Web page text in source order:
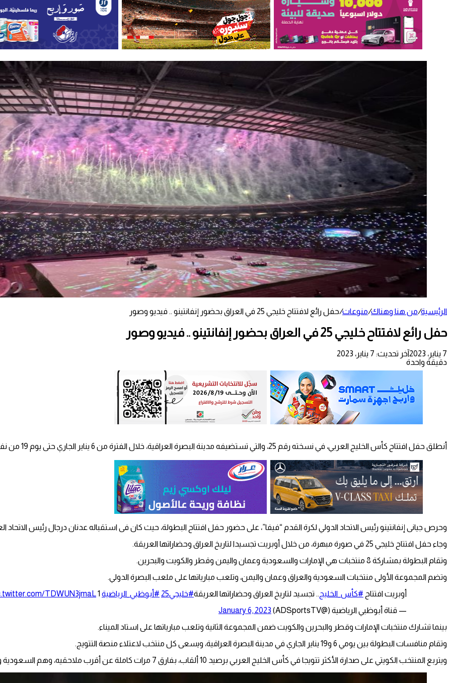
الرئيسية/من هنا وهناك/منوعات/حفل رائع لافتتاح خليجي 25 في العراق بحضور إنفانتينو .. فيديو وصور
حفل رائع لافتتاح خليجي 25 في العراق بحضور إنفانتينو .. فيديو وصور
7 يناير، 2023
آخر تحديث: 7 يناير، 2023
دقيقة واحدة
أنطلق حفل افتتاح كأس الخليج العربي، في نسخته رقم 25، والتي تستضيفه مدينة البصرة العراقية، خلال الفترة من 6 يناير الجاري حتى يوم 19 من نفس الشهر.
وحرص جيانى إنفانتينو رئيس الاتحاد الدولي لكرة القدم “فيفا”، على حضور حفل افتتاح البطولة، حيث كان فى استقباله عدنان درجال رئيس الاتحاد
وجاء حفل افتتاح خليجي 25 في صورة مبهرة، من خلال أوبريت تجسيدا لتاريخ العراق وحضاراتها العريقة.
وتقام البطولة بمشاركة 8 منتخبات هي الإمارات والسعودية وعمان واليمن وقطر والكويت والبحرين.
وتضم المجموعة الأولى منتخبات السعودية والعراق وعمان واليمن، وتلعب مبارياتها على ملعب البصرة الدولي.
أوبريت افتتاح #كأس_الخليج.. تجسيد لتاريخ العراق وحضاراتها العريقة#خليجي25 #أبوظبي_الرياضية
TDWUN3jmaL
— قناة أبوظبي الرياضية (@ADSportsTV)
January 6, 2023
بينما تشارك منتخبات الإمارات وقطر والبحرين والكويت ضمن المجموعة الثانية وتلعب مبارياتها على استاد الميناء.
وتقام منافسات البطولة بين يومي 6 و19 يناير الجاري في مدينة البصرة العراقية، ويسعى كل منتخب لاعتلاء منصة التتويج.
ويتربع المنتخب الكويتي على صدارة الأكثر تتويجا في كأس الخليج العربي برصيد 10 ألقاب، بفارق 7 مرات كاملة عن أقرب ملاحقيه، وهم السعودية وقطر والعراق.